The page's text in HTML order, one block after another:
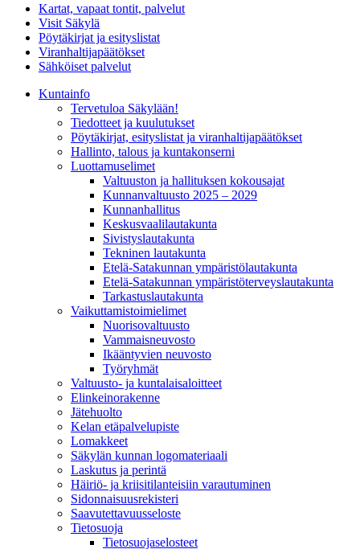
Kartat, vapaat tontit, palvelut
Visit Säkylä
Pöytäkirjat ja esityslistat
Viranhaltijapäätökset
Sähköiset palvelut
Kunta­info
Tervetuloa Säkylään!
Tiedotteet ja kuulutukset
Pöytäkirjat, esityslistat ja viranhaltijapäätökset
Hallinto, talous ja kuntakonserni
Luottamuselimet
Valtuuston ja hallituksen kokousajat
Kunnanvaltuusto 2025 – 2029
Kunnanhallitus
Keskusvaalilautakunta
Sivistyslautakunta
Tekninen lautakunta
Etelä-Satakunnan ympäristölautakunta
Etelä-Satakunnan ympäristöterveyslautakunta
Tarkastuslautakunta
Vaikuttamistoimielimet
Nuorisovaltuusto
Vammaisneuvosto
Ikääntyvien neuvosto
Työryhmät
Valtuusto- ja kuntalaisaloitteet
Elinkeinorakenne
Jätehuolto
Kelan etäpalvelupiste
Lomakkeet
Säkylän kunnan logomateriaali
Laskutus ja perintä
Häiriö- ja kriisitilanteisiin varautuminen
Sidonnaisuusrekisteri
Saavutettavuusseloste
Tietosuoja
Tietosuojaselosteet